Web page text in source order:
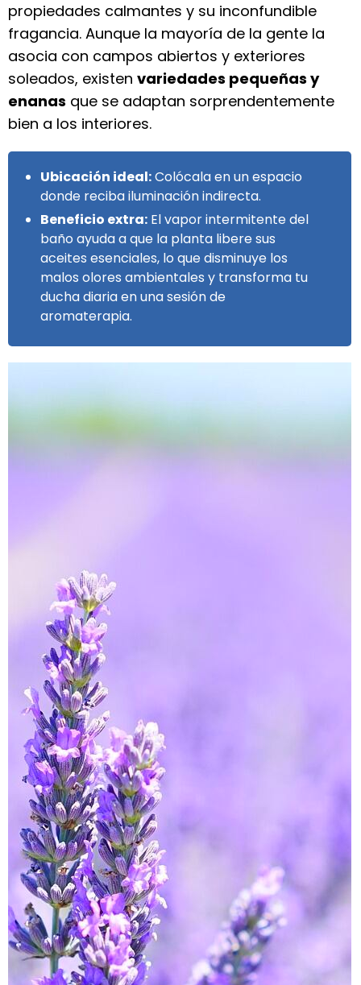
propiedades calmantes y su inconfundible
fragancia. Aunque la mayoría de la gente la
asocia con campos abiertos y exteriores
soleados, existen variedades pequeñas y
enanas que se adaptan sorprendentemente
bien a los interiores.
Ubicación ideal:Colócala en un espacio
donde reciba iluminación indirecta.
Beneficio extra: El vapor intermitente del
baño ayuda a que la planta libere sus
aceites esenciales, lo que disminuye los
malos olores ambientales y transforma tu
ducha diaria en una sesión de
aromaterapia.